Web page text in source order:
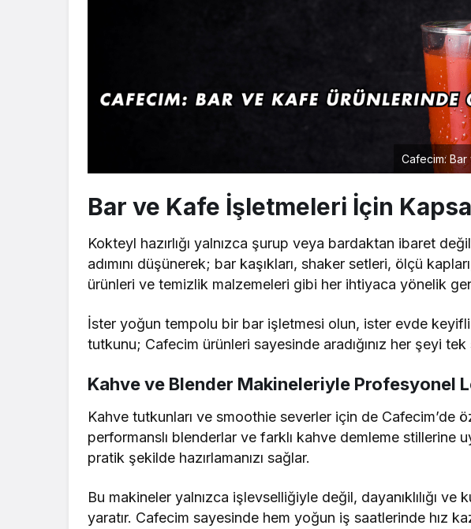
Cafecim:
Bar ve Kafe İşletmeleri İçin
Kokteyl hazırlığı yalnızca şurup veya bardaktan ibaret
adımını düşünerek; bar kaşıkları, shaker setleri, ölçü
ürünleri ve temizlik malzemeleri gibi her ihtiyaca yönelik
İster yoğun tempolu bir bar işletmesi olun, ister evde
tutkunu; Cafecim ürünleri sayesinde aradığınız her şeyi
Kahve ve Blender Makineleriyle Profesyonel
Kahve tutkunları ve smoothie severler için de Cafecim’de
performanslı blenderlar ve farklı kahve demleme stillerine
pratik şekilde hazırlamanızı sağlar.
Bu makineler yalnızca işlevselliğiyle değil, dayanıklılığı ve
yaratır. Cafecim sayesinde hem yoğun iş saatlerinde hız